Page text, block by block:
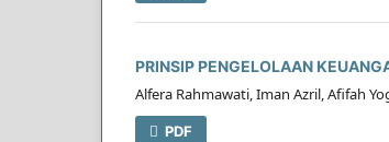
PRINSIP PENGELOLAAN
Alfera Rahmawati, Iman Azril, Afifah
PDF